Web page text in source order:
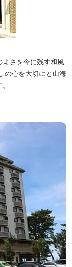
よさを今に残す和風
の心を大切にと山海